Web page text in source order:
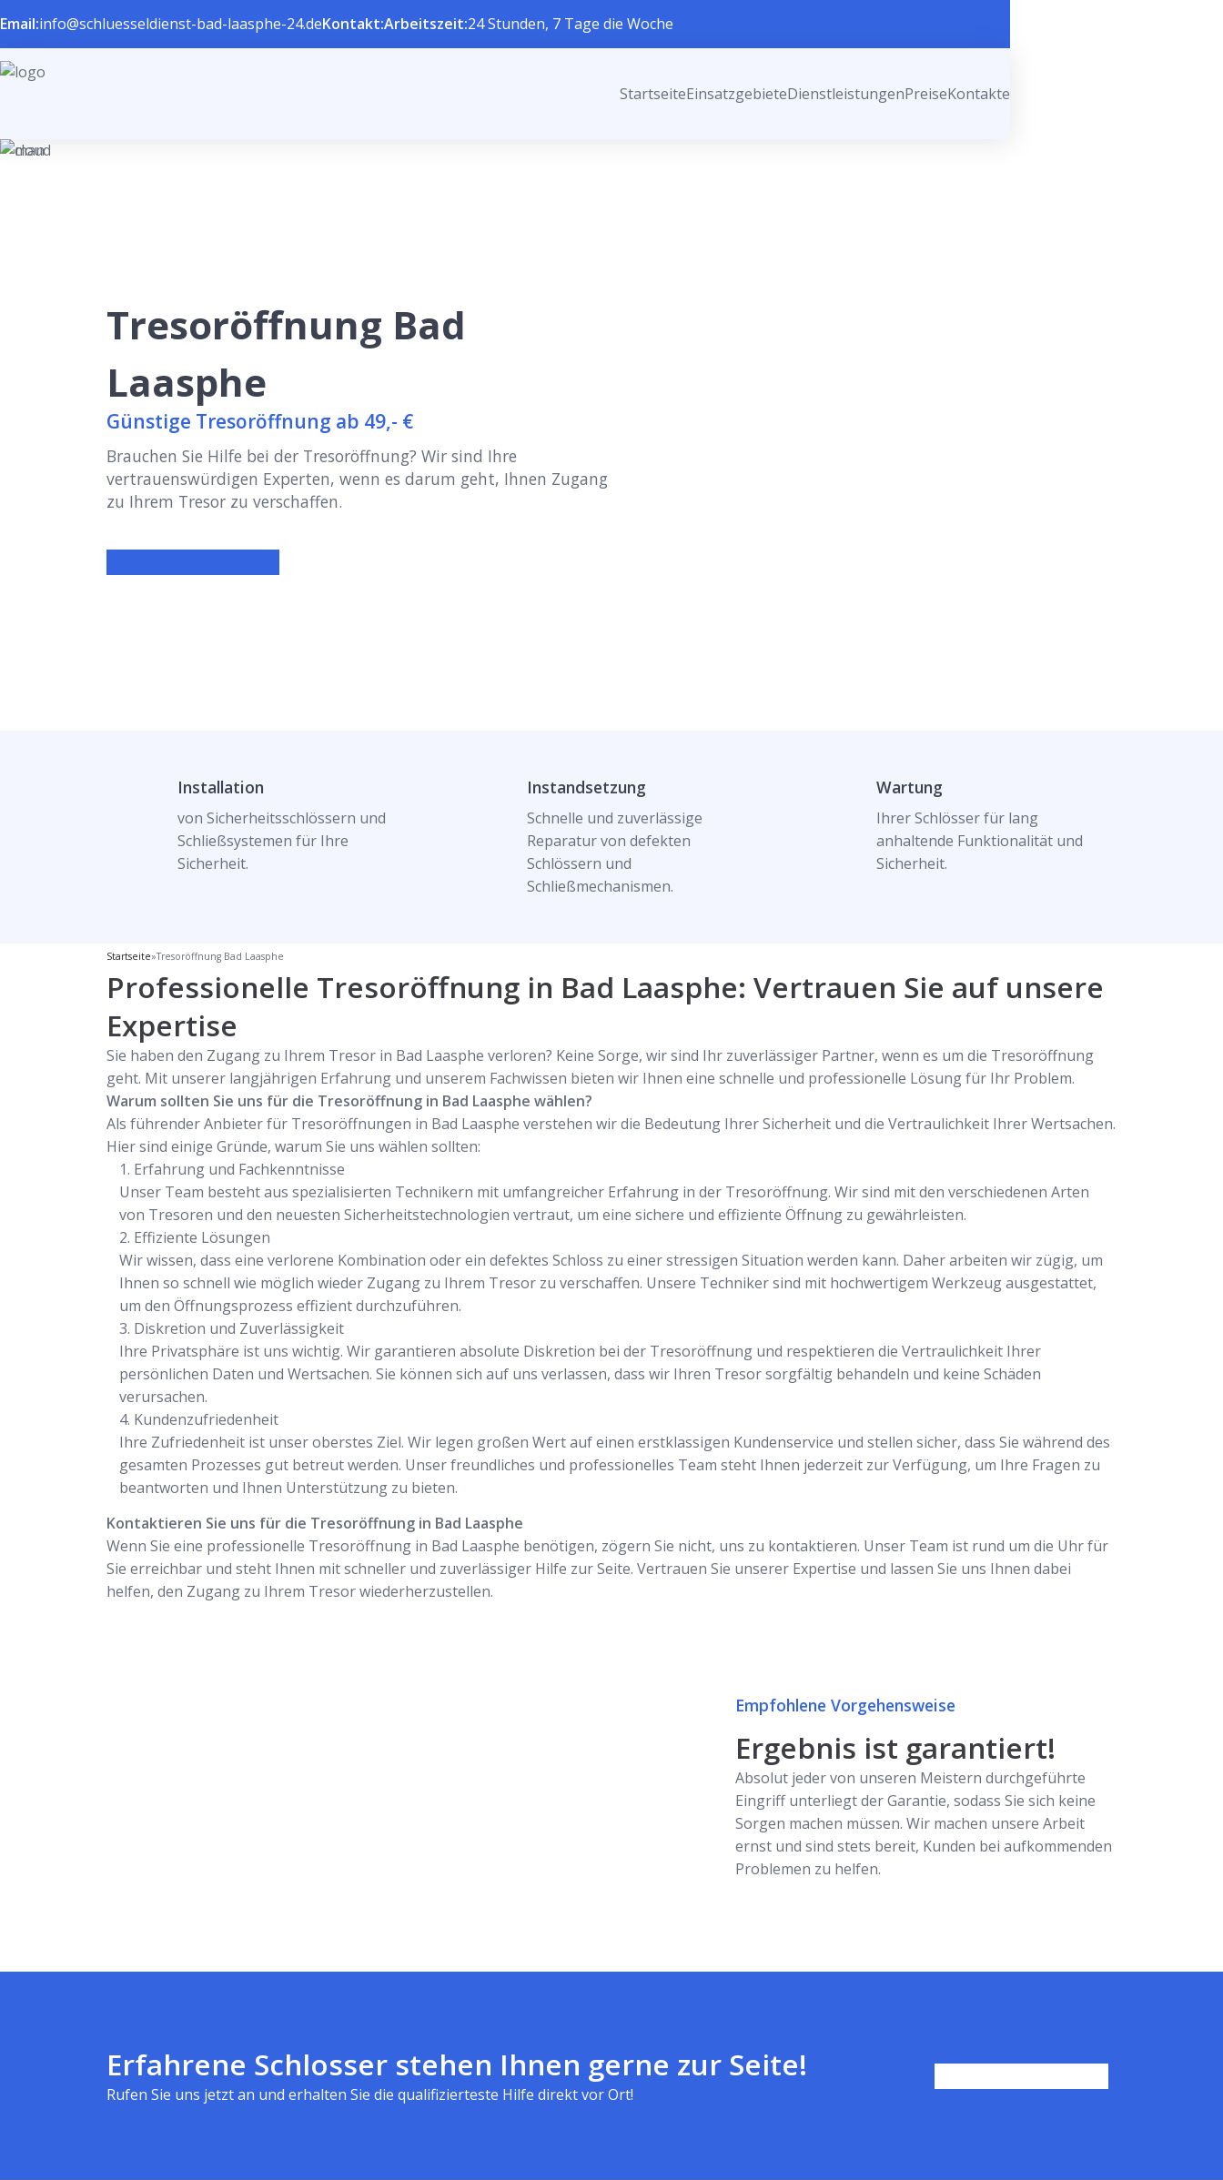
Email:info@schluesseldienst-bad-laasphe-24.deKontakt:Arbeitszeit:24 Stunden, 7 Tage die Woche
StartseiteEinsatzgebieteDienstleistungenPreiseKontakte
Tresoröffnung Bad
Laasphe
Günstige Tresoröffnung ab 49,- €
Brauchen Sie Hilfe bei der Tresoröffnung? Wir sind Ihre
vertrauenswürdigen Experten, wenn es darum geht, Ihnen Zugang
zu Ihrem Tresor zu verschaffen.
Installation
von Sicherheitsschlössern und
Schließsystemen für Ihre
Sicherheit.
Instandsetzung
Schnelle und zuverlässige
Reparatur von defekten
Schlössern und
Schließmechanismen.
Wartung
Ihrer Schlösser für lang
anhaltende Funktionalität und
Sicherheit.
Startseite»Tresoröffnung Bad Laasphe
Professionelle Tresoröffnung in Bad Laasphe: Vertrauen Sie auf unsere
Expertise
Sie haben den Zugang zu Ihrem Tresor in Bad Laasphe verloren? Keine Sorge, wir sind Ihr zuverlässiger Partner, wenn es um die Tresoröffnung
geht. Mit unserer langjährigen Erfahrung und unserem Fachwissen bieten wir Ihnen eine schnelle und professionelle Lösung für Ihr Problem.
Warum sollten Sie uns für die Tresoröffnung in Bad Laasphe wählen?
Als führender Anbieter für Tresoröffnungen in Bad Laasphe verstehen wir die Bedeutung Ihrer Sicherheit und die Vertraulichkeit Ihrer Wertsachen.
Hier sind einige Gründe, warum Sie uns wählen sollten:
Erfahrung und Fachkenntnisse
Unser Team besteht aus spezialisierten Technikern mit umfangreicher Erfahrung in der Tresoröffnung. Wir sind mit den verschiedenen Arten
von Tresoren und den neuesten Sicherheitstechnologien vertraut, um eine sichere und effiziente Öffnung zu gewährleisten.
Effiziente Lösungen
Wir wissen, dass eine verlorene Kombination oder ein defektes Schloss zu einer stressigen Situation werden kann. Daher arbeiten wir zügig, um
Ihnen so schnell wie möglich wieder Zugang zu Ihrem Tresor zu verschaffen. Unsere Techniker sind mit hochwertigem Werkzeug ausgestattet,
um den Öffnungsprozess effizient durchzuführen.
Diskretion und Zuverlässigkeit
Ihre Privatsphäre ist uns wichtig. Wir garantieren absolute Diskretion bei der Tresoröffnung und respektieren die Vertraulichkeit Ihrer
persönlichen Daten und Wertsachen. Sie können sich auf uns verlassen, dass wir Ihren Tresor sorgfältig behandeln und keine Schäden
verursachen.
Kundenzufriedenheit
Ihre Zufriedenheit ist unser oberstes Ziel. Wir legen großen Wert auf einen erstklassigen Kundenservice und stellen sicher, dass Sie während des
gesamten Prozesses gut betreut werden. Unser freundliches und professionelles Team steht Ihnen jederzeit zur Verfügung, um Ihre Fragen zu
beantworten und Ihnen Unterstützung zu bieten.
Kontaktieren Sie uns für die Tresoröffnung in Bad Laasphe
Wenn Sie eine professionelle Tresoröffnung in Bad Laasphe benötigen, zögern Sie nicht, uns zu kontaktieren. Unser Team ist rund um die Uhr für
Sie erreichbar und steht Ihnen mit schneller und zuverlässiger Hilfe zur Seite. Vertrauen Sie unserer Expertise und lassen Sie uns Ihnen dabei
helfen, den Zugang zu Ihrem Tresor wiederherzustellen.
Empfohlene Vorgehensweise
Ergebnis ist garantiert!
Absolut jeder von unseren Meistern durchgeführte
Eingriff unterliegt der Garantie, sodass Sie sich keine
Sorgen machen müssen. Wir machen unsere Arbeit
ernst und sind stets bereit, Kunden bei aufkommenden
Problemen zu helfen.
Erfahrene Schlosser stehen Ihnen gerne zur Seite!
Rufen Sie uns jetzt an und erhalten Sie die qualifizierteste Hilfe direkt vor Ort!